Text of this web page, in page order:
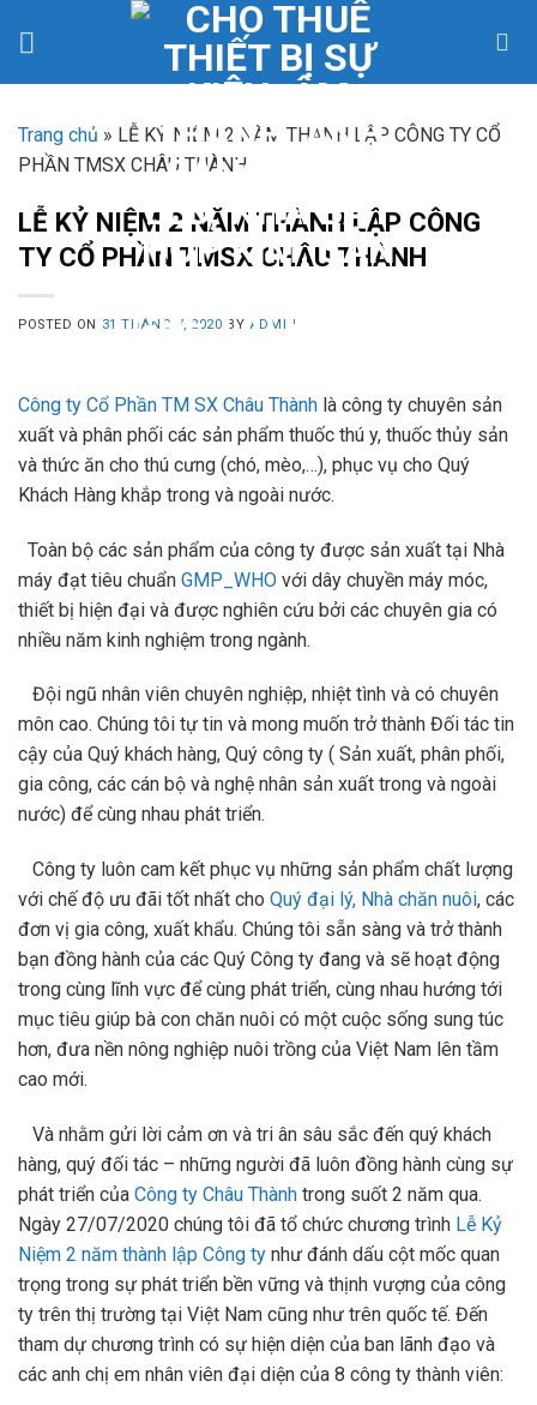
Trang chủ » LỄ KỶ NIỆM 2 NĂM THÀNH LẬP CÔNG TY CỔ
PHẦN TMSX CHÂU THÀNH
LỄ KỶ NIỆM 2 NĂM THÀNH LẬP CÔNG
TY CỔ PHẦN TMSX CHÂU THÀNH
POSTED ON 31 THÁNG 7, 2020 BY ADMIN
Công ty Cổ Phần TM SX Châu Thành là công ty chuyên sản
xuất và phân phối các sản phẩm thuốc thú y, thuốc thủy sản
và thức ăn cho thú cưng (chó, mèo,…), phục vụ cho Quý
Khách Hàng khắp trong và ngoài nước.
Toàn bộ các sản phẩm của công ty được sản xuất tại Nhà
máy đạt tiêu chuẩn GMP_WHO với dây chuyền máy móc,
thiết bị hiện đại và được nghiên cứu bởi các chuyên gia có
nhiều năm kinh nghiệm trong ngành.
Đội ngũ nhân viên chuyên nghiệp, nhiệt tình và có chuyên
môn cao. Chúng tôi tự tin và mong muốn trở thành Đối tác tin
cậy của Quý khách hàng, Quý công ty ( Sản xuất, phân phối,
gia công, các cán bộ và nghệ nhân sản xuất trong và ngoài
nước) để cùng nhau phát triển.
Công ty luôn cam kết phục vụ những sản phẩm chất lượng
với chế độ ưu đãi tốt nhất cho Quý đại lý, Nhà chăn nuôi, các
đơn vị gia công, xuất khẩu. Chúng tôi sẵn sàng và trở thành
bạn đồng hành của các Quý Công ty đang và sẽ hoạt động
trong cùng lĩnh vực để cùng phát triển, cùng nhau hướng tới
mục tiêu giúp bà con chăn nuôi có một cuộc sống sung túc
hơn, đưa nền nông nghiệp nuôi trồng của Việt Nam lên tầm
cao mới.
Và nhằm gửi lời cảm ơn và tri ân sâu sắc đến quý khách
hàng, quý đối tác – những người đã luôn đồng hành cùng sự
phát triển của Công ty Châu Thành trong suốt 2 năm qua.
Ngày 27/07/2020 chúng tôi đã tổ chức chương trình Lễ Kỷ
Niệm 2 năm thành lập Công ty như đánh dấu cột mốc quan
trọng trong sự phát triển bền vững và thịnh vượng của công
ty trên thị trường tại Việt Nam cũng như trên quốc tế. Đến
tham dự chương trình có sự hiện diện của ban lãnh đạo và
các anh chị em nhân viên đại diện của 8 công ty thành viên: